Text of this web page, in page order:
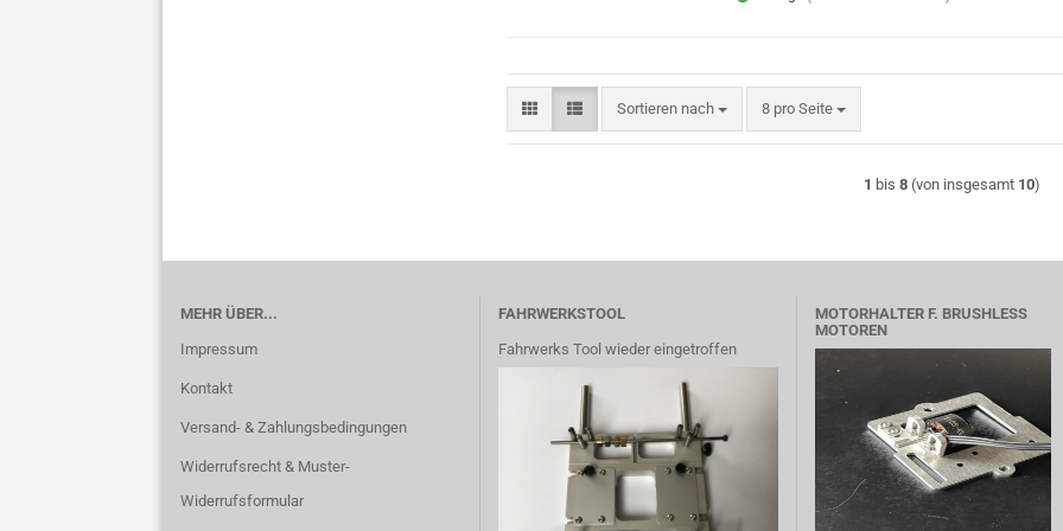
Sortieren nach
Sortieren nach 8 pro Seite
pro Seite
1 bis 8(von insgesamt 10)
MEHR ÜBER...
Impressum
Kontakt
Versand- & Zahlungsbedingungen
Widerrufsrecht & Muster-
Widerrufsformular
FAHRWERKSTOOL
Fahrwerks Tool wieder eingetroffen
MOTORHALTER F. BRUSHLESS
MOTOREN